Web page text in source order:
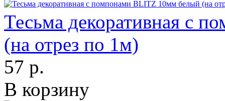
Тесьма декоративная с
(на отрез по 1м)
57 р.
В корзину